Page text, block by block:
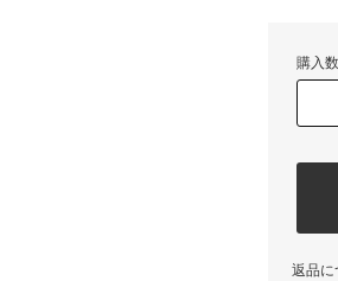
購入数
返品に